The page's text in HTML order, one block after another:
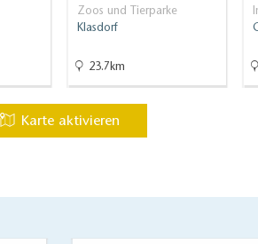
Zoos und Tierparke
Klasdorf
23.7km
Karte aktivieren